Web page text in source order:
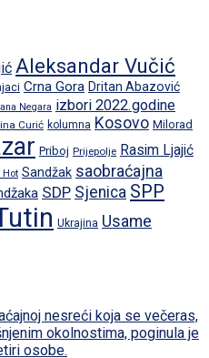
Aleksandar Vučić
Crna Gora Dritan Abazović
Negara izbori 2022.godine
Curić kolumna Kosovo Milorad
Priboj Prijepolje Rasim Ljajić
Hot Sandžak saobraćajna
SDP Sjenica SPP
Ukrajina Usame